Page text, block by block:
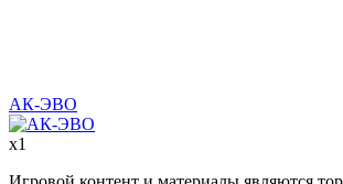
АК-ЭВО
x1